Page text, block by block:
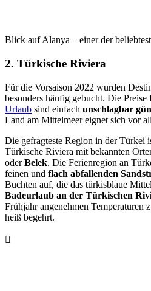
Blick auf Alanya – einer der
2. Türkische Riviera
Für die Vorsaison 2022 wurden
besonders häufig gebucht. Die Preise
Urlaub sind einfach unschlagbar
Land am Mittelmeer eignet sich vor
Die gefragteste Region in der Türkei
Türkische Riviera mit bekannten
oderBelek. Die Ferienregion an
feinen und flach abfallenden
Buchten auf, die das türkisblaue
Badeurlaub an der Türkischen
Frühjahr angenehmen Temperaturen
heiß begehrt.